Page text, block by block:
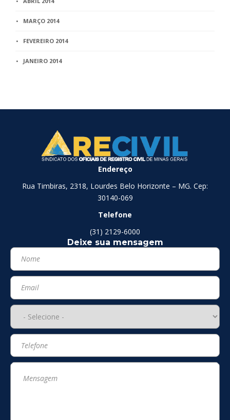
MARÇO 2014
FEVEREIRO 2014
JANEIRO 2014
Endereço
Rua Timbiras, 2318, Lourdes Belo Horizonte – MG. Cep:
30140-069
Telefone
(31) 2129-6000
Deixe sua mensagem